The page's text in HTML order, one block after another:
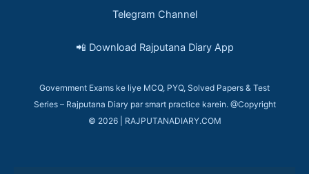
Telegram Channel
📲 Download Rajputana Diary App
Government Exams ke liye MCQ, PYQ, Solved Papers & Test
Series – Rajputana Diary par smart practice karein. @Copyright
© 2026 | RAJPUTANADIARY.COM